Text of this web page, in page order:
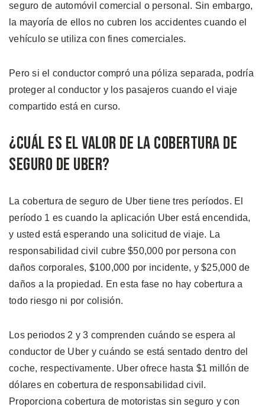
seguro de automóvil comercial o personal. Sin embargo,
la mayoría de ellos no cubren los accidentes cuando el
vehículo se utiliza con fines comerciales.
Pero si el conductor compró una póliza separada, podría
proteger al conductor y los pasajeros cuando el viaje
compartido está en curso.
¿Cuál es el Valor de la Cobertura de
Seguro de Uber?
La cobertura de seguro de Uber tiene tres períodos. El
período 1 es cuando la aplicación Uber está encendida,
y usted está esperando una solicitud de viaje. La
responsabilidad civil cubre $50,000 por persona con
daños corporales, $100,000 por incidente, y $25,000 de
daños a la propiedad. En esta fase no hay cobertura a
todo riesgo ni por colisión.
Los periodos 2 y 3 comprenden cuándo se espera al
conductor de Uber y cuándo se está sentado dentro del
coche, respectivamente. Uber ofrece hasta $1 millón de
dólares en cobertura de responsabilidad civil.
Proporciona cobertura de motoristas sin seguro y con